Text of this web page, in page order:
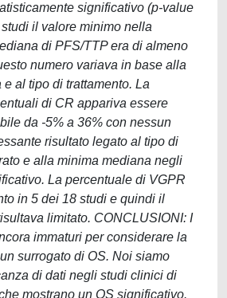
significativo (p-value
studi il valore minimo nella
di PFS/TTP era di almeno
numero variava in base alla
al tipo di trattamento. La
di CR appariva essere
da -5% a 36% con nessun
risultato legato al tipo di
e alla minima mediana negli
La percentuale di VGPR
in 5 dei 18 studi e quindi il
limitato. CONCLUSIONI: I
immaturi per considerare la
surrogato di OS. Noi siamo
di dati negli studi clinici di
mostrano un OS significativo.